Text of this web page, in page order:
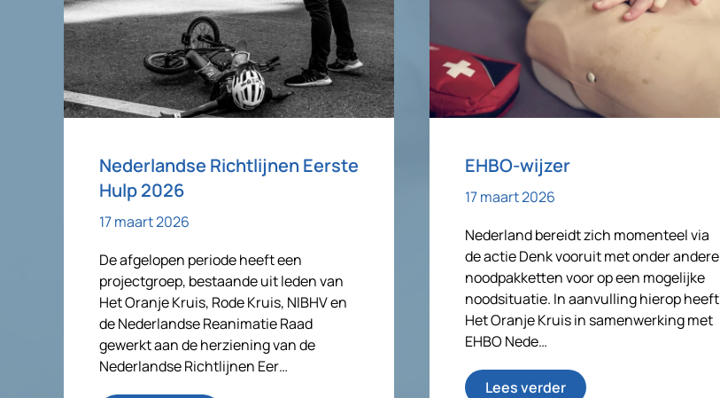
Nederlandse Richtlijnen Eerste
Hulp 2026
17 maart 2026
De afgelopen periode heeft een
projectgroep, bestaande uit leden van
Het Oranje Kruis, Rode Kruis, NIBHV en
de Nederlandse Reanimatie Raad
gewerkt aan de herziening van de
Nederlandse Richtlijnen Eer…
EHBO-wijzer
17 maart 2026
Nederland bereidt zich momenteel via
de actie Denk vooruit met onder andere
noodpakketten voor op een mogelijke
noodsituatie. In aanvulling hierop heeft
Het Oranje Kruis in samenwerking met
EHBO Nede…
Lees verder